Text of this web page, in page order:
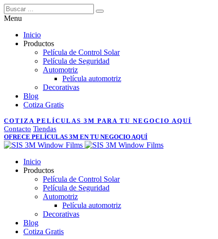
Menu
Inicio
Productos
Película de Control Solar
Película de Seguridad
Automotriz
Película automotriz
Decorativas
Blog
Cotiza Gratis
COTIZA PELÍCULAS 3M PARA TU NEGOCIO AQUÍ
Contacto Tiendas
OFRECE PELÍCULAS 3M EN TU NEGOCIO AQUÍ
Inicio
Productos
Película de Control Solar
Película de Seguridad
Automotriz
Película automotriz
Decorativas
Blog
Cotiza Gratis